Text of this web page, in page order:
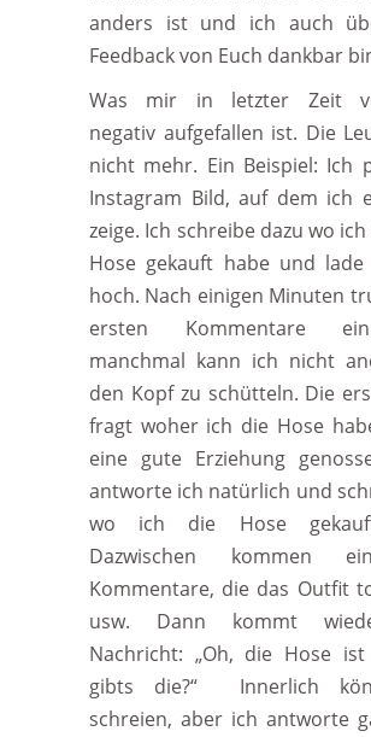
anders ist und ich auch
Feedback von Euch dankbar
Was mir in letzter Zeit
negativ aufgefallen ist. Die
nicht mehr. Ein Beispiel: Ich
Instagram Bild, auf dem ich
zeige. Ich schreibe dazu wo
Hose gekauft habe und
hoch. Nach einigen Minuten
ersten Kommentare
manchmal kann ich nicht
den Kopf zu schütteln. Die
fragt woher ich die Hose
eine gute Erziehung
antworte ich natürlich und
wo ich die Hose
Dazwischen kommen
Kommentare, die das Outfit
usw. Dann kommt
Nachricht: „Oh, die Hose
gibts die?“ Innerlich
schreien, aber ich antworte